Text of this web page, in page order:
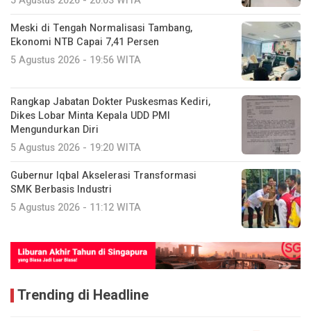
Meski di Tengah Normalisasi Tambang,
Ekonomi NTB Capai 7,41 Persen
5 Agustus 2026 - 19:56 WITA
Rangkap Jabatan Dokter Puskesmas Kediri,
Dikes Lobar Minta Kepala UDD PMI
Mengundurkan Diri
5 Agustus 2026 - 19:20 WITA
Gubernur Iqbal Akselerasi Transformasi
SMK Berbasis Industri
5 Agustus 2026 - 11:12 WITA
Trending di Headline